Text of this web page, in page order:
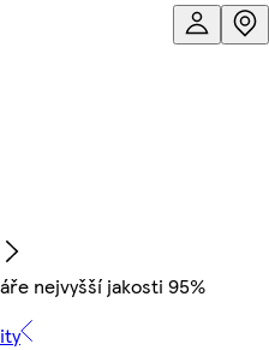
nejvyšší jakosti 95%